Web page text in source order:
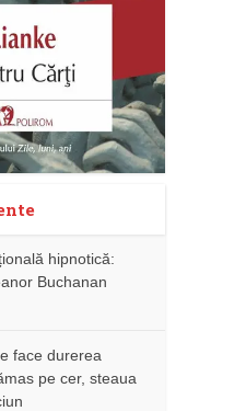
hipnotică:
Buchanan
face durerea
pe cer, steaua